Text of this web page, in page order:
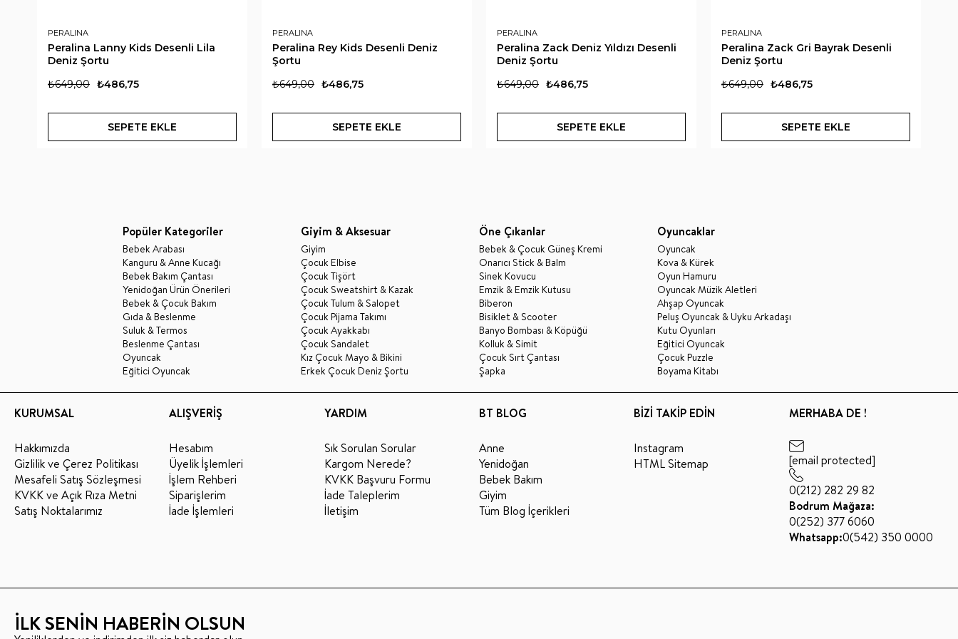
PERALINA
Peralina Lanny Kids Desenli Lila
Deniz Şortu
₺486,75
₺649,00
SEPETE EKLE
PERALINA
Peralina Rey Kids Desenli Deniz
Şortu
₺486,75
₺649,00
SEPETE EKLE
PERALINA
Peralina Zack Deniz Yıldızı Desenli
Deniz Şortu
₺486,75
₺649,00
SEPETE EKLE
PERALINA
Peralina Zack Gri Bayrak Desenli
Deniz Şortu
₺486,75
₺649,00
SEPETE EKLE
Popüler Kategoriler
Bebek Arabası
Kanguru & Anne Kucağı
Bebek Bakım Çantası
Yenidoğan Ürün Önerileri
Bebek & Çocuk Bakım
Gıda & Beslenme
Suluk & Termos
Beslenme Çantası
Oyuncak
Eğitici Oyuncak
Giyim & Aksesuar
Giyim
Çocuk Elbise
Çocuk Tişört
Çocuk Sweatshirt & Kazak
Çocuk Tulum & Salopet
Çocuk Pijama Takımı
Çocuk Ayakkabı
Çocuk Sandalet
Kız Çocuk Mayo & Bikini
Erkek Çocuk Deniz Şortu
Öne Çıkanlar
Bebek & Çocuk Güneş Kremi
Onarıcı Stick & Balm
Sinek Kovucu
Emzik & Emzik Kutusu
Biberon
Bisiklet & Scooter
Banyo Bombası & Köpüğü
Kolluk & Simit
Çocuk Sırt Çantası
Şapka
Oyuncaklar
Oyuncak
Kova & Kürek
Oyun Hamuru
Oyuncak Müzik Aletleri
Ahşap Oyuncak
Peluş Oyuncak & Uyku Arkadaşı
Kutu Oyunları
Eğitici Oyuncak
Çocuk Puzzle
Boyama Kitabı
KURUMSAL
Hakkımızda
Gizlilik ve Çerez Politikası
Mesafeli Satış Sözleşmesi
KVKK ve Açık Rıza Metni
Satış Noktalarımız
ALIŞVERİŞ
Hesabım
Üyelik İşlemleri
İşlem Rehberi
Siparişlerim
İade İşlemleri
YARDIM
Sık Sorulan Sorular
Kargom Nerede?
KVKK Başvuru Formu
İade Taleplerim
İletişim
BT BLOG
Anne
Yenidoğan
Bebek Bakım
Giyim
Tüm Blog İçerikleri
BİZİ TAKİP EDİN
Instagram
HTML Sitemap
MERHABA DE !
[email protected]
0(212) 282 29 82
Bodrum Mağaza:
0(252) 377 6060
Whatsapp:0(542) 350 0000
İLK SENİN HABERİN OLSUN